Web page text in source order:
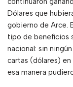
Dólares que
gobierno de Arce.
tipo de beneficios
nacional: sin
cartas (dólares) en
esa manera